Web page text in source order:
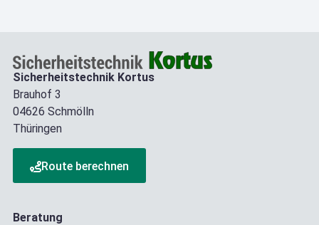
Sicherheitstechnik Kortus
Brauhof 3
04626 Schmölln
Thüringen
Route berechnen
Beratung